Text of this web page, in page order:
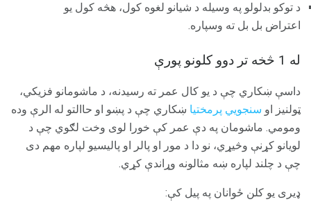
د توکو بدلولو په وسیله د شیانو لغوه کول، هڅه کول یو
اعتراض بل بل ته وسپاره.
له 1 څخه تر دوو کلونو پورې
داسې ښکاري چې د یو کال عمر ته رسیدنه، د ماشومانو فزیکي،
ټولنیز او سنجویي پرمختیا ښکاري چې د پښو او حاالتو له الرې وده
ومومي. ماشومان په دې عمر کې خورا لوی وخت لګوي چې د
لویانو کړنې وڅیړي، نو دا د مور او پالر او پالیسیو لپاره مهم دی
چې د چلند لپاره ښه مثالونه وړاندې کړي.
ډیری یو کلن ځوانان په پیل کې: